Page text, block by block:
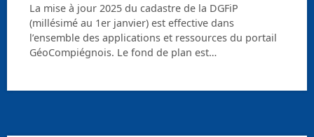
La mise à jour 2025 du cadastre de la DGFiP
(millésimé au 1er janvier) est effective dans
l’ensemble des applications et ressources du portail
GéoCompiégnois. Le fond de plan est…